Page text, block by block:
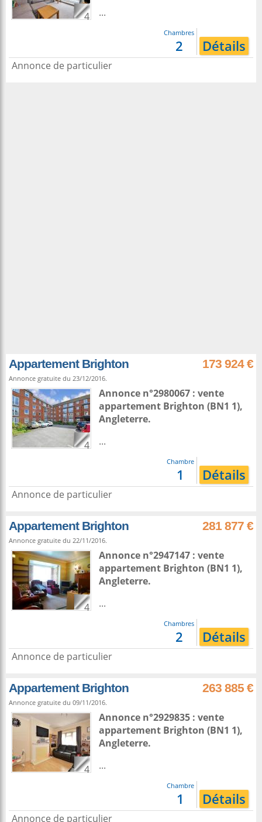
4
...
Chambres
2 Détails
Annonce de particulier
Appartement Brighton 173 924 €
Annonce gratuite du 23/12/2016.
4
Annonce n°2980067 : vente
appartement Brighton (BN1 1),
Angleterre.
...
Chambre
1 Détails
Annonce de particulier
Appartement Brighton 281 877 €
Annonce gratuite du 22/11/2016.
4
Annonce n°2947147 : vente
appartement Brighton (BN1 1),
Angleterre.
...
Chambres
2 Détails
Annonce de particulier
Appartement Brighton 263 885 €
Annonce gratuite du 09/11/2016.
4
Annonce n°2929835 : vente
appartement Brighton (BN1 1),
Angleterre.
...
Chambre
1 Détails
Annonce de particulier